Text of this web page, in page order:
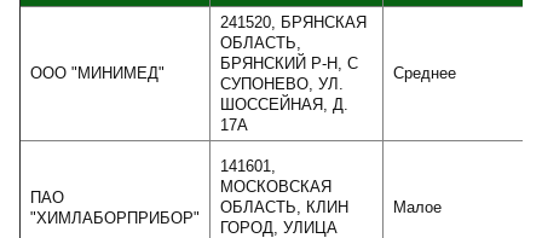
ООО "МИНИМЕД"
241520, БРЯНСКАЯ
ОБЛАСТЬ,
БРЯНСКИЙ Р-Н, С
СУПОНЕВО, УЛ.
ШОССЕЙНАЯ, Д.
17А
Среднее
ПАО
"ХИМЛАБОРПРИБОР"
141601,
МОСКОВСКАЯ
ОБЛАСТЬ, КЛИН
ГОРОД, УЛИЦА
Малое